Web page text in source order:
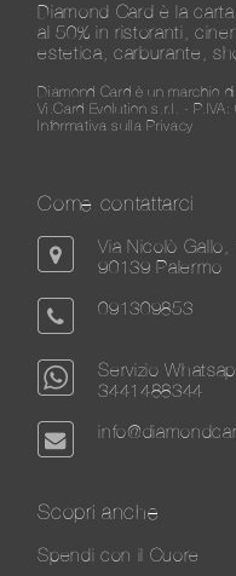
Diamond Card è la
al 50% in ristoranti,
estetica, carburante,
Diamond Card è un marchio di
Vi.Card Evolution s.r.l. -
Informativa sulla Privacy
Come contattarci
Via Nicolò Gallo,
90139 Palermo
091309853
Servizio
3441488344
Scopri anche
Spendi con il Cuore